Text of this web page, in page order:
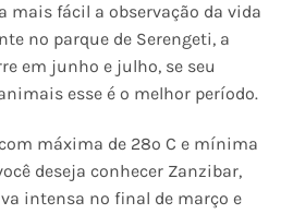
mais fácil a observação da vida
no parque de Serengeti, a
em junho e julho, se seu
esse é o melhor período.
máxima de 28º C e mínima
deseja conhecer Zanzibar,
intensa no final de março e